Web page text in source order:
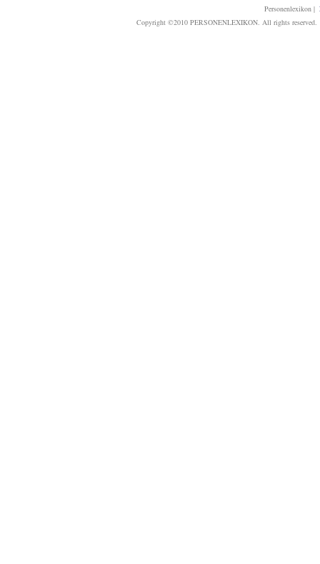
Personenlexikon|
Copyright ©2010 PERSONENLEXIKON. All rights